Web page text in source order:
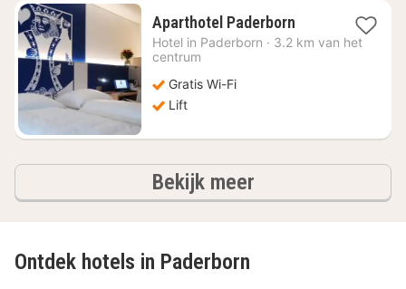
Aparthotel Paderborn1
nacht
Hotel in Paderborn · 3.2 km van het
centrum
Gratis Wi-Fi
Lift
Bekijk meerhotels
Ontdek hotels in Paderborn